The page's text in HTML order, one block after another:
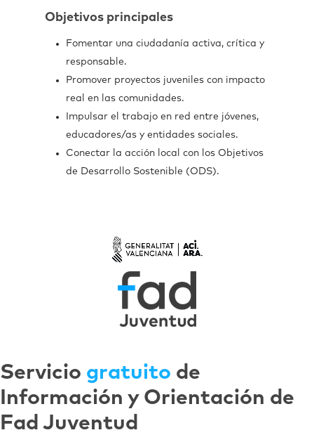
Objetivos principales
Fomentar una ciudadanía activa, crítica y
responsable.
Promover proyectos juveniles con impacto
real en las comunidades.
Impulsar el trabajo en red entre jóvenes,
educadores/as y entidades sociales.
Conectar la acción local con los Objetivos
de Desarrollo Sostenible (ODS).
Servicio gratuito de
Información y Orientación de
Fad Juventud